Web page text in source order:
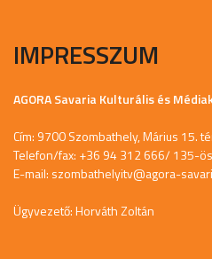
IMPRESSZUM
AGORA Savaria Kulturális és
Cím: 9700 Szombathely, Márius 15.
Telefon/fax: +36 94 312 666/ 135-
E-mail: szombathelyitv@agora-
Ügyvezető: Horváth Zoltán